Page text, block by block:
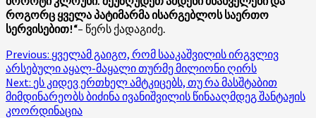
როგორც ყველა პატიმარმა ისარგებლოს საერთო
სერვისებით!“– წერს ქადაგიძე.
Post
navigation
Previous: ყველამ გაიგო, რომ სააკაშვილის ირგვლივ
არსებული აყალ-მაყალი თურმე მილიონი ღირს
Next: ეს კიდევ ერთხელ ამტკიცებს, თუ რა მასშტაბით
მიმდინარეობს ბიძინა ივანიშვილის წინააღმდეგ შანტაჟის
კოორდინაცია